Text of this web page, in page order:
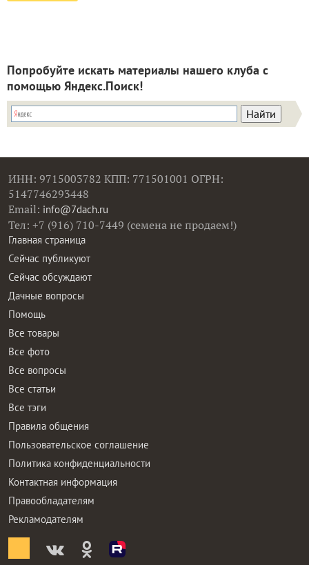
Попробуйте искать материалы нашего клуба с
помощью Яндекс.Поиск!
ИНН: 9715003782 КПП: 771501001 ОГРН:
5147746293448
Email: info@7dach.ru
Тел: +7 (916) 710-7449 (семена не продаем!)
Главная страница
Сейчас публикуют
Сейчас обсуждают
Дачные вопросы
Помощь
Все товары
Все фото
Все вопросы
Все статьи
Все тэги
Правила общения
Пользовательское соглашение
Политика конфиденциальности
Контактная информация
Правообладателям
Рекламодателям